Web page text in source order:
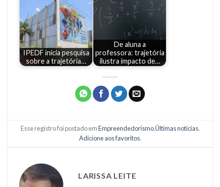
IPEDF inicia pesquisa
sobre a trajetória…
De aluna a
professora: trajetória
ilustra impacto de…
Esse registro foi postado emEmpreendedorismo,Últimas notícias.
Adicione aos favoritos.
LARISSA LEITE